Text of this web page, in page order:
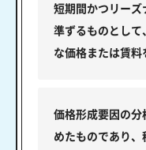
短期間かつリー
準ずるものとし
な価格または賃料
価格形成要因の
めたものであり